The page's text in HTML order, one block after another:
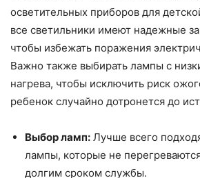
осветительных приборов для
все светильники имеют надежные
чтобы избежать поражения
Важно также выбирать лампы с
нагрева, чтобы исключить риск
ребенок случайно дотронется до
Выбор ламп: Лучше всего
лампы, которые не
долгим сроком службы.